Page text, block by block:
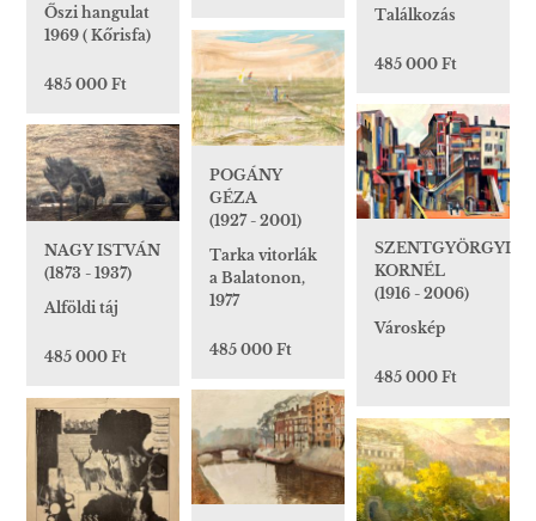
Őszi hangulat
1969 ( Kőrisfa)
485 000 Ft
Találkozás
485 000 Ft
POGÁNY
GÉZA
(1927 - 2001)
Tarka vitorlák
a Balatonon,
1977
485 000 Ft
SZENTGYÖRGYI
KORNÉL
(1916 - 2006)
Városkép
485 000 Ft
NAGY ISTVÁN
(1873 - 1937)
Alföldi táj
485 000 Ft